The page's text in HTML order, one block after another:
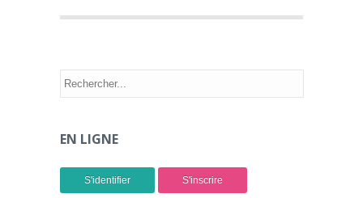
EN LIGNE
S'identifier S'inscrire